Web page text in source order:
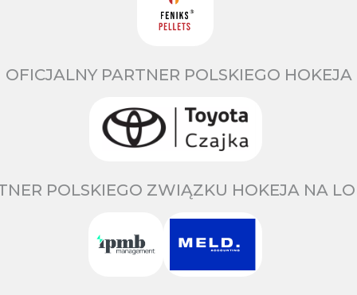
OFICJALNY PARTNER POLSKIEGO HOKEJA
POLSKIEGO ZWIĄZKU HOKEJA NA